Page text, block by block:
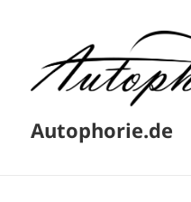
Autophorie.de